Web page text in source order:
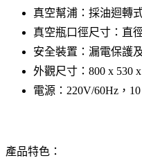
真空幫浦：採油迴轉
真空瓶口徑尺寸：直
安全裝置：漏電保護
外觀尺寸：800 x 530
電源：220V/60Hz，10
產品特色：